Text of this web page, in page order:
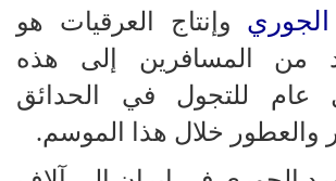
الجوري وإنتاج العرقيات هو
من المسافرين إلى هذه
عام للتجول في الحدائق
والعطور خلال هذا الموسم.